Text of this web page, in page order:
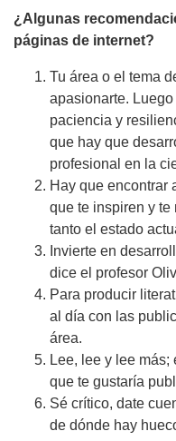
¿Algunas
páginas de internet?
Tu área o el tema
apasionarte.
paciencia y
que hay que
profesional en la
Hay que encontrar
que te inspiren y te
tanto el estado
Invierte en
dice el profesor
Para producir
al día con las
área.
Lee, lee y lee
que te gustaría
Sé crítico, date
de dónde hay